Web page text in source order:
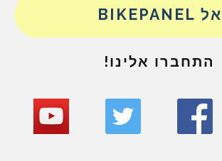
אל BIKEPANEL
התחברו אלינו!